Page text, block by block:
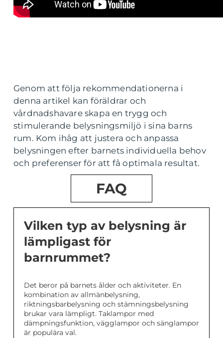
Genom att följa rekommendationerna i
denna artikel kan föräldrar och
vårdnadshavare skapa en trygg och
stimulerande belysningsmiljö i sina barns
rum. Kom ihåg att justera och anpassa
belysningen efter barnets individuella behov
och preferenser för att få optimala resultat.
FAQ
Vilken typ av belysning är
lämpligast för
barnrummet?
Det beror på barnets ålder och aktiviteter. En
kombination av allmänbelysning,
riktningsbarbelysning och stämningsbelysning
brukar vara lämpligt. Taklampor med
dämpningsfunktion, vägglampor och sänglampor
är populära val.